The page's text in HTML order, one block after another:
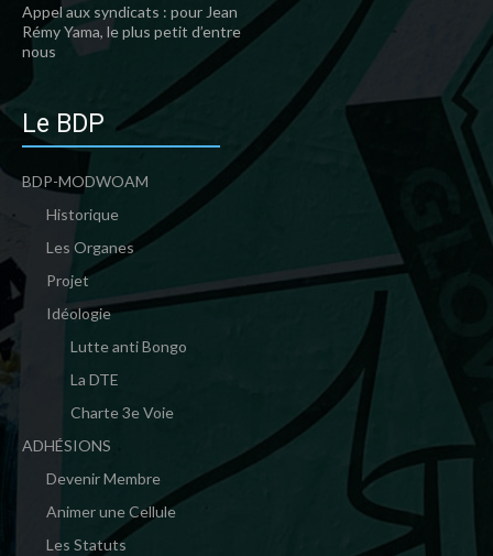
Appel aux syndicats : pour Jean
Rémy Yama, le plus petit d’entre
nous
Le BDP
BDP-MODWOAM
Historique
Les Organes
Projet
Idéologie
Lutte anti Bongo
La DTE
Charte 3e Voie
ADHÉSIONS
Devenir Membre
Animer une Cellule
Les Statuts